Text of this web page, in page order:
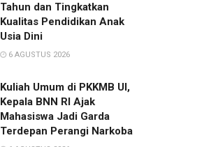
Tahun dan Tingkatkan
Kualitas Pendidikan Anak
Usia Dini
6 AGUSTUS 2026
Kuliah Umum di PKKMB UI,
Kepala BNN RI Ajak
Mahasiswa Jadi Garda
Terdepan Perangi Narkoba